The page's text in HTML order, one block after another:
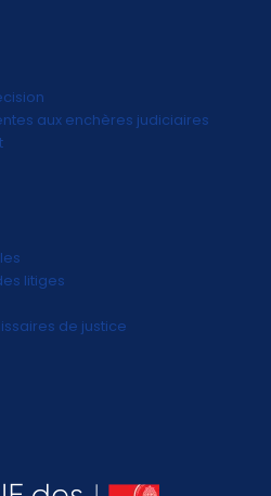
aux enchères judiciaires
litiges
de justice